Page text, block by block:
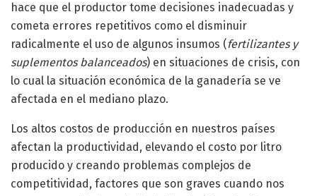
hace que el productor tome decisiones inadecuadas y
cometa errores repetitivos como el disminuir
radicalmente el uso de algunos insumos (fertilizantes y
suplementos balanceados) en situaciones de crisis, con
lo cual la situación económica de la ganadería se ve
afectada en el mediano plazo.
Los altos costos de producción en nuestros países
afectan la productividad, elevando el costo por litro
producido y creando problemas complejos de
competitividad, factores que son graves cuando nos